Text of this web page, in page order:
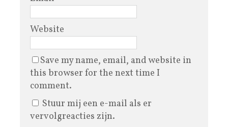
Website
Save my name, email, and website in
this browser for the next time I
comment.
Stuur mij een e-mail als er
vervolgreacties zijn.